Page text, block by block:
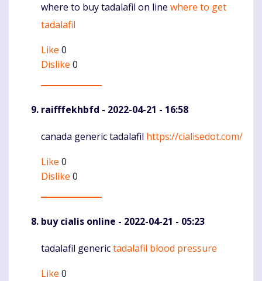
Komentaras
where to buy tadalafil on line where to get
tadalafil
Like 0
Dislike 0
raifffekhbfd - 2022-04-21 - 16:58
Komentaras
canada generic tadalafil https://cialisedot.com/
Like 0
Dislike 0
buy cialis online - 2022-04-21 - 05:23
Komentaras
tadalafil generictadalafil blood pressure
Like 0